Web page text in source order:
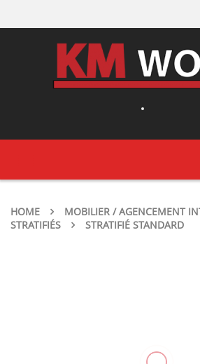
HOME
MOBILIER / AGENCEMENT
STRATIFIÉS
STRATIFIÉ STANDARD